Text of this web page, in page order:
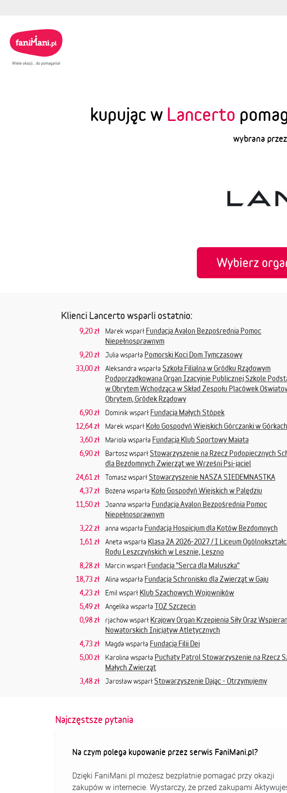
kupując w Lancerto
wybrana
Wybierz
Klienci Lancerto wsparli ostatnio:
9,20 zł Marek wsparł Fundacja Avalon Bezpośrednia Pomoc
Niepełnosprawnym
9,20 zł
Julia wsparła Pomorski Koci Dom Tymczasowy
33,00 zł
Aleksandra wsparła Szkoła Filialna w Gródku Rządowym
Podporządkowana Organ Izacyjnie Publicznej Szkole
w Obrytem Wchodząca w Skład Zespołu Placówek
Obrytem, Gródek Rządowy
6,90 zł
Dominik wsparł Fundacja Małych Stópek
12,64 zł
Marek wsparł Koło Gospodyń Wiejskich Górczanki w Górkach
3,60 zł
Mariola wsparła Fundacja Klub Sportowy Maiata
6,90 zł
Bartosz wsparł Stowarzyszenie na Rzecz Podopiecznych
dla Bezdomnych Zwierząt we Wrześni Psi-jaciel
24,61 zł
Tomasz wsparł Stowarzyszenie NASZA SIEDEMNASTKA
4,37 zł
Bożena wsparła Koło Gospodyń Wiejskich w Palędziu
11,50 zł
Joanna wsparła Fundacja Avalon Bezpośrednia Pomoc
Niepełnosprawnym
3,22 zł
anna wsparła Fundacja Hospicjum dla Kotów Bezdomnych
1,61 zł
Aneta wsparła Klasa 2A 2026-2027 / I Liceum
Rodu Leszczyńskich w Lesznie, Leszno
8,28 zł
Marcin wsparł Fundacja "Serca dla Maluszka"
18,73 zł
Alina wsparła Fundacja Schronisko dla Zwierząt w Gaju
4,23 zł
Emil wsparł Klub Szachowych Wojowników
5,49 zł
Angelika wsparła TOZ Szczecin
0,98 zł
rjachow wsparł Krajowy Organ Krzepienia Siły Oraz
Nowatorskich Inicjatyw Atletycznych
4,73 zł
Magda wsparła Fundacja Filii Dei
5,00 zł
Karolina wsparła Puchaty Patrol Stowarzyszenie na Rzecz
Małych Zwierząt
3,48 zł
Jarosław wsparł Stowarzyszenie Dając - Otrzymujemy
Najczęstsze pytania
Na czym polega kupowanie przez serwis FaniMani.pl?
Dzięki FaniMani.pl możesz bezpłatnie pomagać przy okazji
zakupów w internecie. Wystarczy, że przed zakupami